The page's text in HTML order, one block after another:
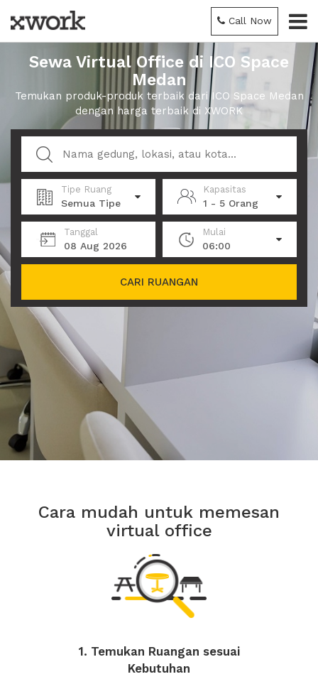
Call Now
Sewa Virtual Office di ICO Space
Medan
Temukan produk-produk terbaik dari ICO Space Medan
dengan harga terbaik di XWORK
Tipe Ruang
Semua Tipe
Kapasitas
1 - 5 Orang
Tanggal
08 Aug 2026
Mulai
06:00
CARI RUANGAN
Cara mudah untuk memesan
virtual office
1. Temukan Ruangan sesuai
Kebutuhan